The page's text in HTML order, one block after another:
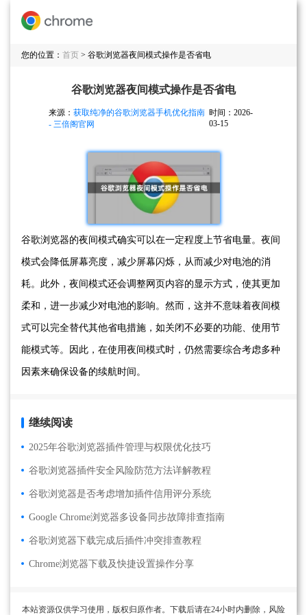
您的位置： 首页 > 谷歌浏览器夜间模式操作是否省电
谷歌浏览器夜间模式操作是否省电
来源： 获取纯净的谷歌浏览器手机优化指南
- 三倍阁官网
时间：2026-
03-15
谷歌浏览器的夜间模式确实可以在一定程度上节省电量。夜间
模式会降低屏幕亮度，减少屏幕闪烁，从而减少对电池的消
耗。此外，夜间模式还会调整网页内容的显示方式，使其更加
柔和，进一步减少对电池的影响。然而，这并不意味着夜间模
式可以完全替代其他省电措施，如关闭不必要的功能、使用节
能模式等。因此，在使用夜间模式时，仍然需要综合考虑多种
因素来确保设备的续航时间。
继续阅读
2025年谷歌浏览器插件管理与权限优化技巧
谷歌浏览器插件安全风险防范方法详解教程
谷歌浏览器是否考虑增加插件信用评分系统
Google Chrome浏览器多设备同步故障排查指南
谷歌浏览器下载完成后插件冲突排查教程
Chrome浏览器下载及快捷设置操作分享
本站资源仅供学习使用，版权归原作者。下载后请在24小时内删除，风险